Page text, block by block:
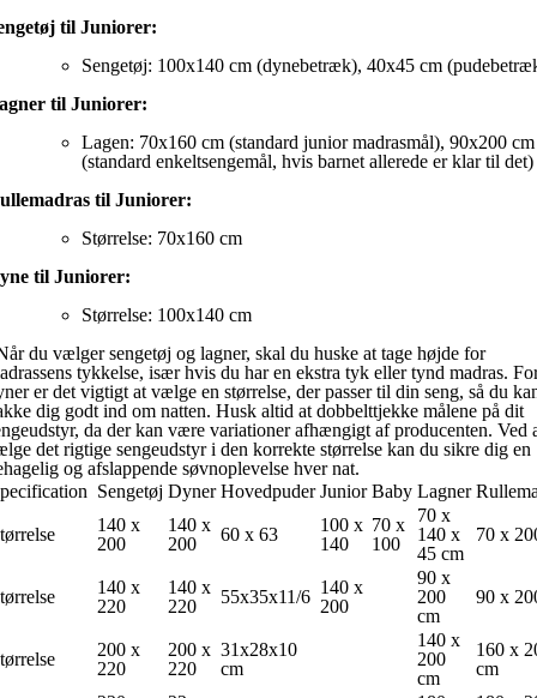
til Juniorer:
Sengetøj: 100x140 cm (dynebetræk), 40x45 cm
til Juniorer:
Lagen: 70x160 cm (standard junior madrasmål), 90x200 cm
(standard enkeltsengemål, hvis barnet allerede er klar til det)
til Juniorer:
Størrelse: 70x160 cm
til Juniorer:
Størrelse: 100x140 cm
du vælger sengetøj og lagner, skal du huske at tage højde for
tykkelse, især hvis du har en ekstra tyk eller tynd madras.
er det vigtigt at vælge en størrelse, der passer til din seng, så du
dig godt ind om natten. Husk altid at dobbelttjekke målene på dit
da der kan være variationer afhængigt af producenten. Ved
det rigtige sengeudstyr i den korrekte størrelse kan du sikre dig en
og afslappende søvnoplevelse hver nat.
Sengetøj Dyner Hovedpuder Junior Baby Lagner
140 x
200
140 x
200
60 x 63
100 x
140
70 x
100
70 x
140 x
45 cm
70 x
140 x
220
140 x
220
55x35x11/6 140 x
200
90 x
200
cm
90 x
200 x
220
200 x
220
31x28x10
cm
140 x
200
cm
160 x
cm